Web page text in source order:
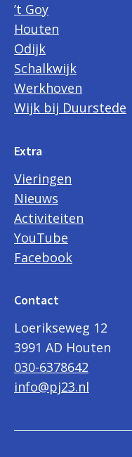
’t Goy
Houten
Odijk
Schalkwijk
Werkhoven
Wijk bij Duurstede
Extra
Vieringen
Nieuws
Activiteiten
YouTube
Facebook
Contact
Loerikseweg 12
3991 AD Houten
030-6378642
info@pj23.nl